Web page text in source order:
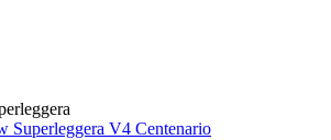
Superleggera V4 Centenario